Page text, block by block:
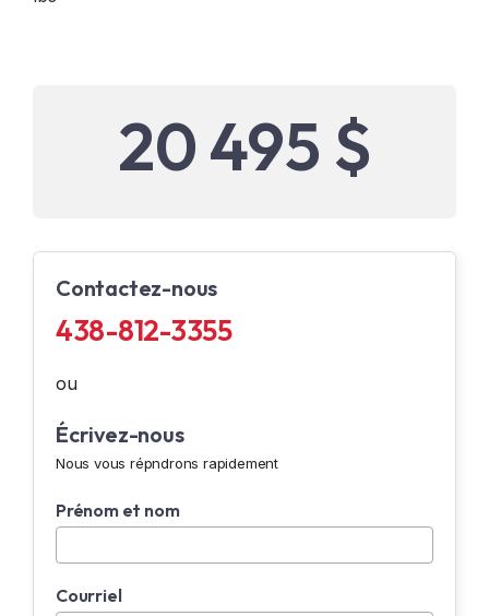
20 495 $
Contactez-nous
438-812-3355
ou
Écrivez-nous
Nous vous répndrons rapidement
Prénom et nom
Courriel